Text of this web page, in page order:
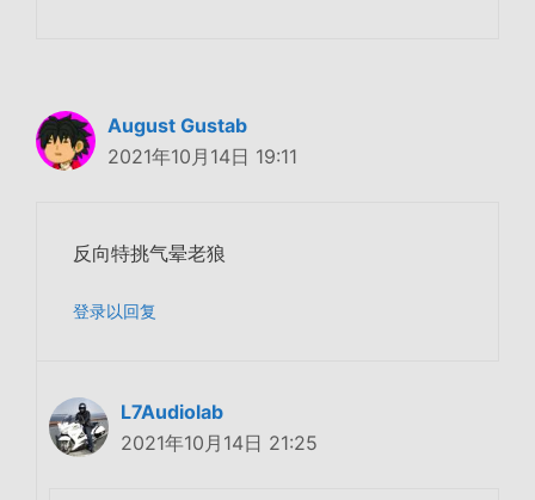
August Gustab
2021年10月14日 19:11
反向特挑气晕老狼
登录以回复
L7Audiolab
2021年10月14日 21:25